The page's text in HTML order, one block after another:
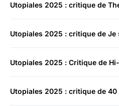
Utopiales 2025 : critique de
Utopiales 2025 : critique de Je
Utopiales 2025 : Critique de
Utopiales 2025 : critique de 40